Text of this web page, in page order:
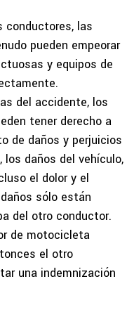
conductores, las
pueden empeorar
y equipos de
del accidente, los
tener derecho a
de daños y perjuicios
daños del vehículo,
el dolor y el
sólo están
del otro conductor.
de motocicleta
el otro
una indemnización